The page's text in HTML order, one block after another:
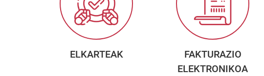
ELKARTEAK
FAKTURAZIO
ELEKTRONIKOA